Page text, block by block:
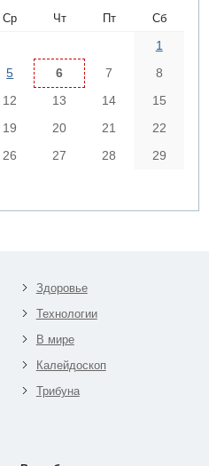
Ср Чт Пт Сб
1
5 6 7
8
12 13 14
15
19 20 21
22
26 27 28
29
Здоровье
Технологии
В мире
Калейдоскоп
Трибуна